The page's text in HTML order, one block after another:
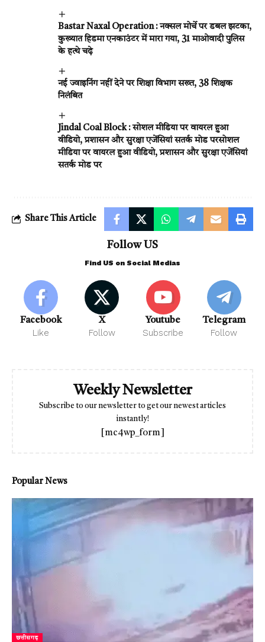
Bastar Naxal Operation : नक्सल मोर्चे पर डबल झटका,
कुख्यात हिडमा एनकाउंटर में मारा गया, 31 माओवादी पुलिस
के हत्थे चढ़े
नई ज्वाइनिंग नहीं देने पर शिक्षा विभाग सख्त, 38 शिक्षक
निलंबित
Jindal Coal Block : सोशल मीडिया पर वायरल हुआ
वीडियो, प्रशासन और सुरक्षा एजेंसियां सतर्क मोड परसोशल
मीडिया पर वायरल हुआ वीडियो, प्रशासन और सुरक्षा एजेंसियां
सतर्क मोड पर
Share This Article
Follow US
Find US on Social Medias
Facebook
Like
X
Follow
Youtube
Subscribe
Telegram
Follow
Weekly Newsletter
Subscribe to our newsletter to get our newest articles
instantly!
[mc4wp_form]
Popular News
छत्तीसगढ़